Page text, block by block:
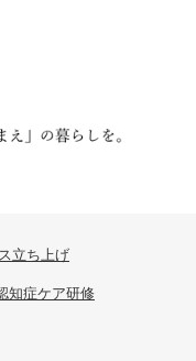
立ち上げ
知症ケア研修